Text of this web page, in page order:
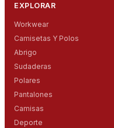
EXPLORAR
Workwear
Camisetas Y Polos
Abrigo
Sudaderas
Polares
Pantalones
Camisas
Deporte